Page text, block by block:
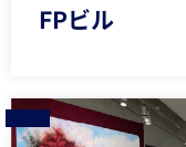
FPビル